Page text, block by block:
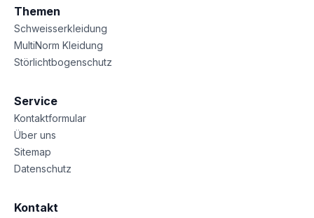
Themen
Schweisserkleidung
MultiNorm Kleidung
Störlichtbogenschutz
Service
Kontaktformular
Über uns
Sitemap
Datenschutz
Kontakt